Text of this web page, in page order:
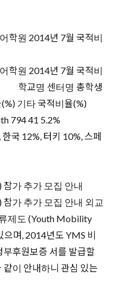
학원 2014년 7월 국적비
학원 2014년 7월 국적비
명 센터명 총학생
기타 국적비율(%)
794 41 5.2%
12%, 터키 10%, 스페
가 추가 모집 안내
가 추가 모집 안내 외교
제도 (Youth Mobility
으며, 2014년도 YMS 비
후원보증 서를 발급할
이 안내하니 관심 있는